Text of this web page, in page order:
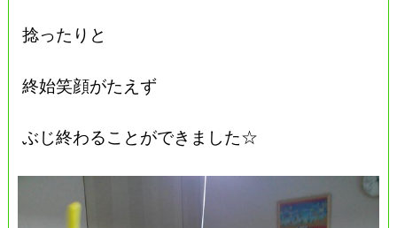
捻ったりと
終始笑顔がたえず
ぶじ終わることができました☆